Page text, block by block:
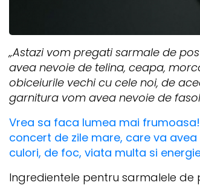
„Astazi vom pregati sarmale de
avea nevoie de telina, ceapa,
obiceiurile vechi cu cele noi, de
garnitura vom avea nevoie de
Vrea sa faca lumea mai
concert de zile mare, care va
culori, de foc, viata multa si
Ingredientele pentru sarmalele